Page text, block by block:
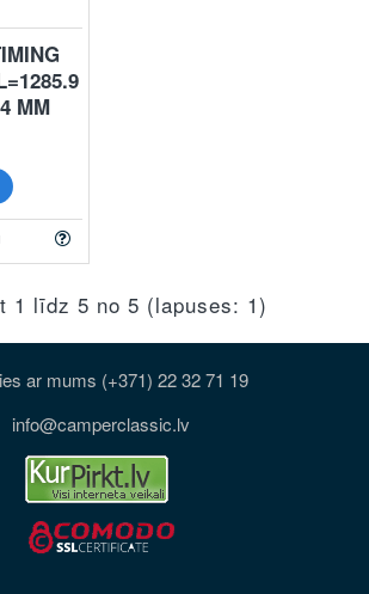
MM
1 līdz 5 no 5 (lapuses: 1)
ar mums (+371) 22 32 71 19
info@camperclassic.lv